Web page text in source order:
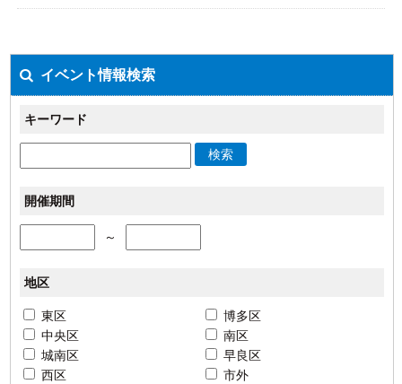
学会 認定医 日本脳卒中学会 専門医 金城 亜紀（きんじ
ょう あき）氏 公立学校共済組合九州中央病院リハビリテーショ
ン科医長 日本口腔外科学会 専門医 日本口腔科学会 認
定医
イベント情報検索
キーワード
検索
開催期間
～
地区
東区
博多区
中央区
南区
城南区
早良区
西区
市外